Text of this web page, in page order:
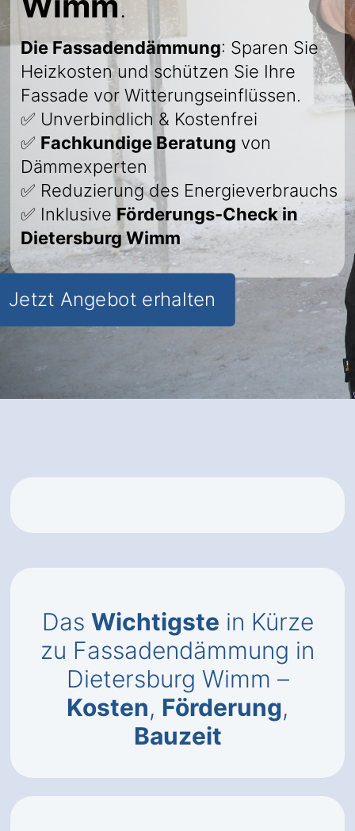
Die Fassadendämmung: Sparen Sie
Heizkosten und schützen Sie Ihre
Fassade vor Witterungseinflüssen.
✅ Unverbindlich & Kostenfrei
✅ Fachkundige Beratung von
Dämmexperten
✅ Reduzierung des Energieverbrauchs
✅ Inklusive Förderungs-Check in
Dietersburg Wimm
Jetzt Angebot erhalten
Das Wichtigste in Kürze
zu Fassadendämmung in
Dietersburg Wimm –
Kosten, Förderung,
Bauzeit